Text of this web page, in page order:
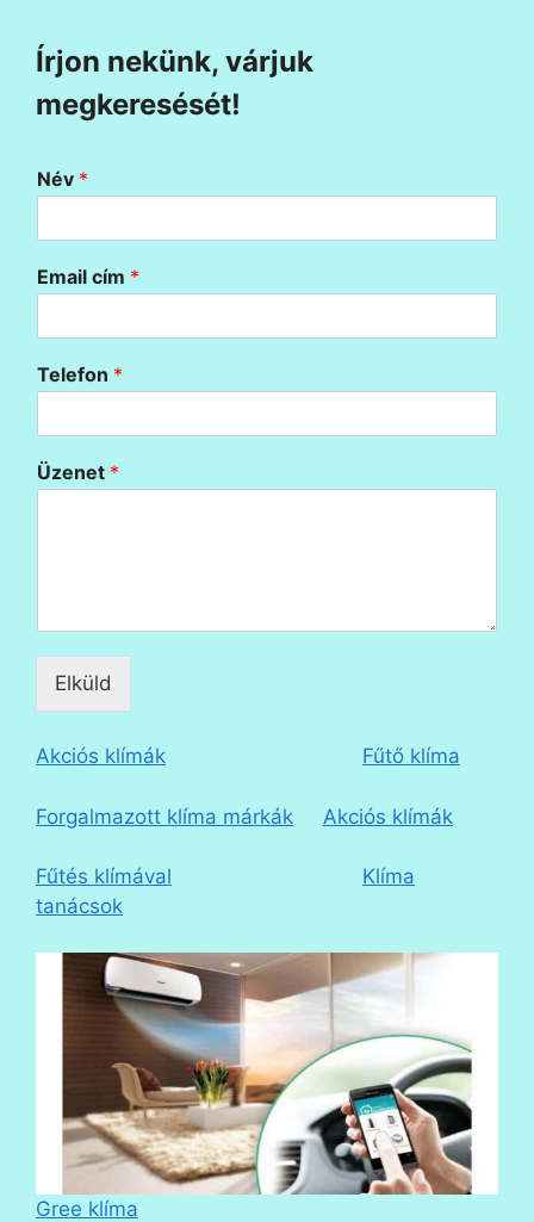
Írjon nekünk, várjuk
megkeresését!
Név *
Email cím *
Telefon *
Üzenet *
Elküld
Akciós klímák Fűtő klíma
Forgalmazott klíma márkák Akciós klímák
Fűtés klímával
Klíma
tanácsok
Gree klíma